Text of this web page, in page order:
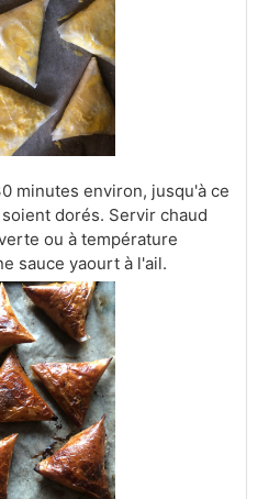
minutes environ, jusqu'à ce
dorés. Servir chaud
ou à température
sauce yaourt à l'ail.